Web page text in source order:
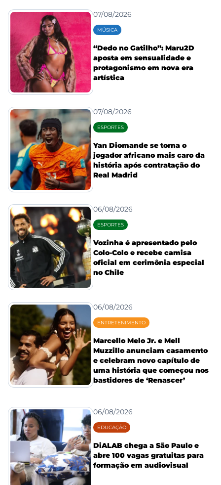
07/08/2026
MÚSICA
“Dedo no Gatilho”: Maru2D
aposta em sensualidade e
protagonismo em nova era
artística
07/08/2026
ESPORTES
Yan Diomande se torna o
jogador africano mais caro da
história após contratação do
Real Madrid
06/08/2026
ESPORTES
Vozinha é apresentado pelo
Colo-Colo e recebe camisa
oficial em cerimônia especial
no Chile
06/08/2026
ENTRETENIMENTO
Marcello Melo Jr. e Mell
Muzzillo anunciam casamento
e celebram novo capítulo de
uma história que começou nos
bastidores de ‘Renascer’
06/08/2026
EDUCAÇÃO
DiALAB chega a São Paulo e
abre 100 vagas gratuitas para
formação em audiovisual